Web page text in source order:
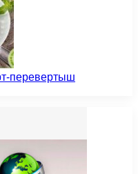
перевертыш